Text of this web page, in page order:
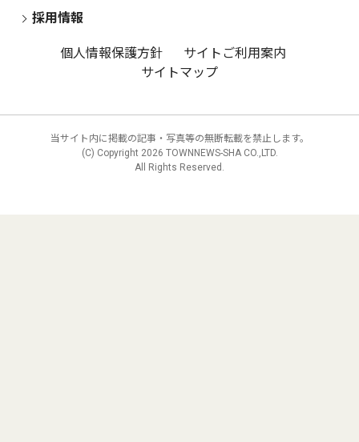
採用情報
個人情報保護方針
サイトご利用案内
サイトマップ
当サイト内に掲載の記事・写真等の無断転載を禁止します。
(C) Copyright 2026 TOWNNEWS-SHA CO.,LTD.
All Rights Reserved.